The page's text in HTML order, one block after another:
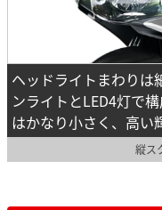
ヘッドライトまわりは
ンライトとLED4灯で
はかなり小さく、高い
縦ス